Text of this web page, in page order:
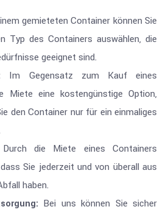
gemieteten Container können Sie
Typ des Containers auswählen, die
geeignet sind.
Im Gegensatz zum Kauf eines
Miete eine kostengünstige Option,
den Container nur für ein einmaliges
Durch die Miete eines Containers
Sie jederzeit und von überall aus
haben.
Bei uns können Sie sicher